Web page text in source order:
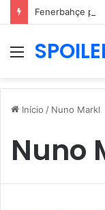
Menu
Início / Nuno Markl
Nuno